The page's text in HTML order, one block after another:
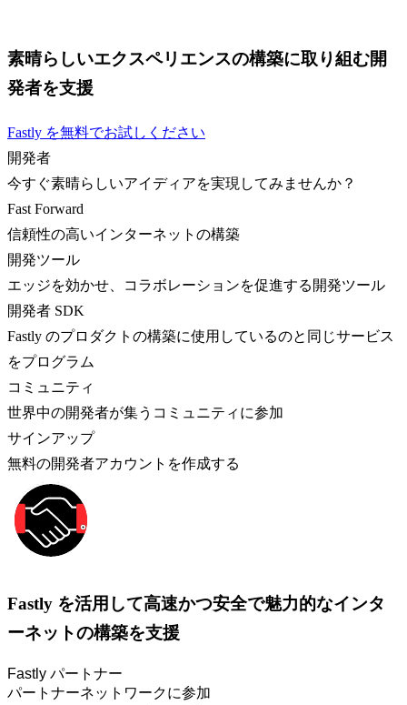
素晴らしいエクスペリエンスの構築に取り組む開
発者を支援
Fastly を無料でお試しください
開発者
今すぐ素晴らしいアイディアを実現してみませんか？
Fast Forward
信頼性の高いインターネットの構築
開発ツール
エッジを効かせ、コラボレーションを促進する開発ツール
開発者 SDK
Fastly のプロダクトの構築に使用しているのと同じサービス
をプログラム
コミュニティ
世界中の開発者が集うコミュニティに参加
サインアップ
無料の開発者アカウントを作成する
Fastly を活用して高速かつ安全で魅力的なインタ
ーネットの構築を支援
Fastly パートナー
パートナーネットワークに参加